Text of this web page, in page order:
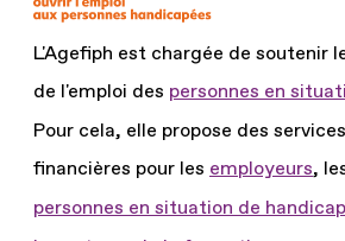
L'Agefiph est chargée de soutenir
de l'emploi des personnes en
Pour cela, elle propose des
financières pour les employeurs,
personnes en situation de handicap